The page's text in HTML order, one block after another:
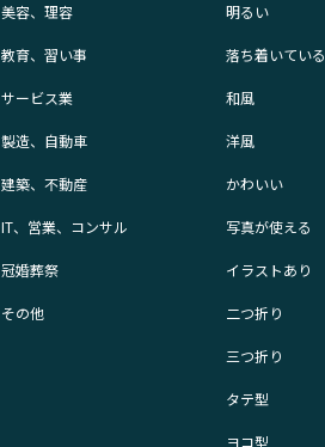
美容、理容
教育、習い事
サービス業
製造、自動車
建築、不動産
IT、営業、コンサル
冠婚葬祭
その他
明るい
落ち着いている
和風
洋風
かわいい
写真が使える
イラストあり
二つ折り
三つ折り
タテ型
ヨコ型